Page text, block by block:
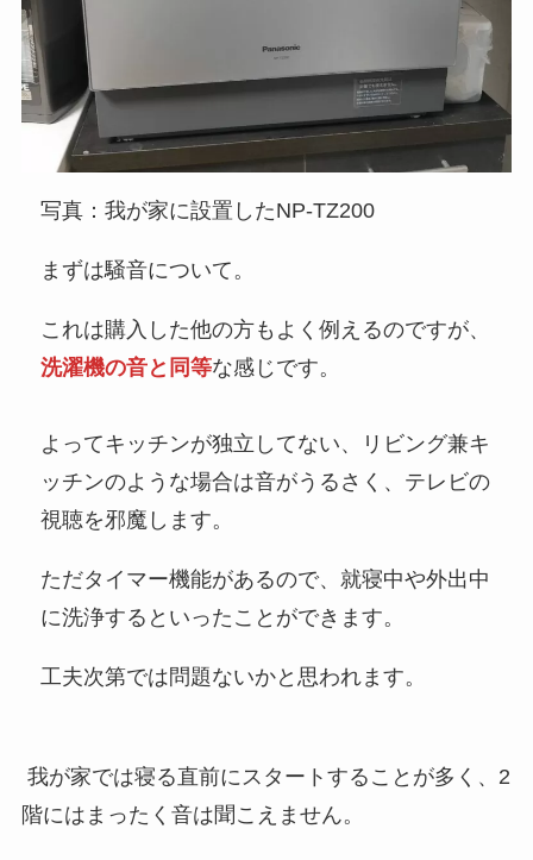
写真：我が家に設置したNP-TZ200
まずは騒音について。
これは購入した他の方もよく例えるのですが、
洗濯機の音と同等な感じです。
よってキッチンが独立してない、リビング兼キ
ッチンのような場合は音がうるさく、テレビの
視聴を邪魔します。
ただタイマー機能があるので、就寝中や外出中
に洗浄するといったことができます。
工夫次第では問題ないかと思われます。
我が家では寝る直前にスタートすることが多く、2
階にはまったく音は聞こえません。